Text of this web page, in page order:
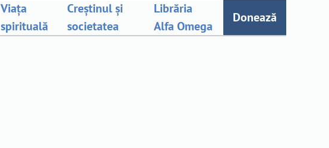
Viața
spirituală
Creștinul și
societatea
Librăria
Alfa Omega
Donează